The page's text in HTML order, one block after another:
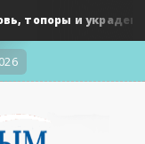
и украденные